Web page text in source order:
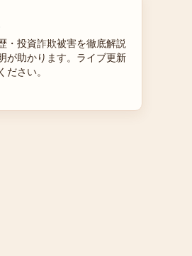
・投資詐欺被害を徹底解説
が助かります。ライブ更新
ださい。